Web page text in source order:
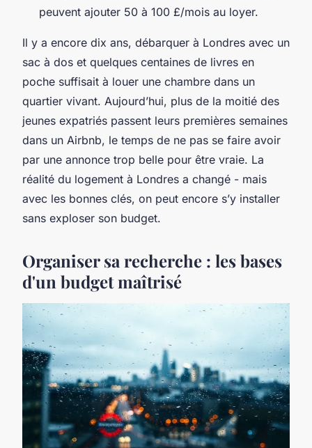
peuvent ajouter 50 à 100 £/mois au loyer.
Il y a encore dix ans, débarquer à Londres avec un
sac à dos et quelques centaines de livres en
poche suffisait à louer une chambre dans un
quartier vivant. Aujourd’hui, plus de la moitié des
jeunes expatriés passent leurs premières semaines
dans un Airbnb, le temps de ne pas se faire avoir
par une annonce trop belle pour être vraie. La
réalité du logement à Londres a changé - mais
avec les bonnes clés, on peut encore s’y installer
sans exploser son budget.
Organiser sa recherche : les bases
d'un budget maîtrisé